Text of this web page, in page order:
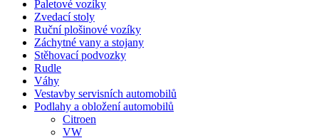
Paletové vozíky
Zvedací stoly
Ruční plošinové vozíky
Záchytné vany a stojany
Stěhovací podvozky
Rudle
Váhy
Vestavby servisních automobilů
Podlahy a obložení automobilů
Citroen
VW